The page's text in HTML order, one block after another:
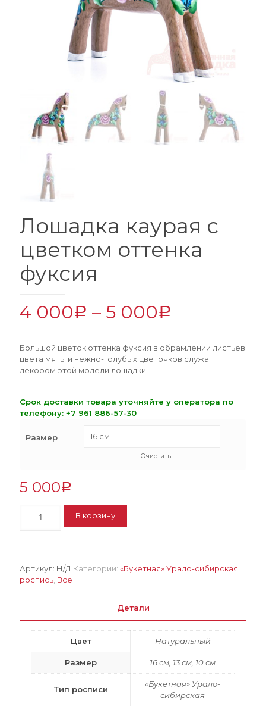
Лошадка каурая с
цветком оттенка
фуксия
4 000Р – 5 000Р
Большой цветок оттенка фуксия в обрамлении листьев
цвета мяты и нежно-голубых цветочков служат
декором этой модели лошадки
Срок доставки товара уточняйте у оператора по
телефону: +7 961 886-57-30
Размер
Очистить
5 000Р
Лошадка
оттенка
фуксия
В корзину
Артикул: Н/Д Категории: «Букетная» Урало-сибирская
роспись Все
Детали
Цвет Натуральный
Размер 16 см, 13 см, 10 см
Тип росписи
«Букетная» Урало-
сибирская